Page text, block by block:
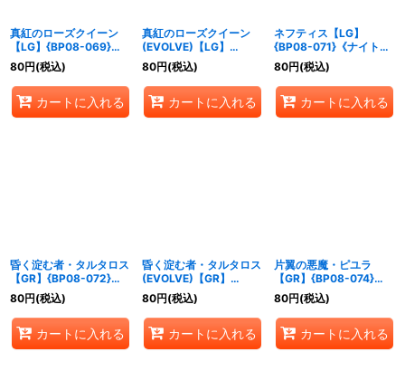
真紅のローズクイーン
【LG】{BP08-069}
《ナイトメア》
80円(税込)
カートに入れる
真紅のローズクイーン
(EVOLVE)【LG】
{BP08-070}《ナイトメ
ア》
80円(税込)
カートに入れる
ネフティス【LG】
{BP08-071}《ナイトメ
ア》
80円(税込)
カートに入れる
昏く淀む者・タルタロス
【GR】{BP08-072}
《ナイトメア》
80円(税込)
カートに入れる
昏く淀む者・タルタロス
(EVOLVE)【GR】
{BP08-073}《ナイトメ
ア》
80円(税込)
カートに入れる
片翼の悪魔・ピユラ
【GR】{BP08-074}
《ナイトメア》
80円(税込)
カートに入れる